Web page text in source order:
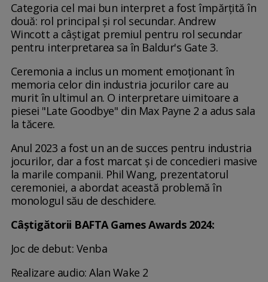
Categoria cel mai bun interpret a fost împărțită în
două: rol principal și rol secundar. Andrew
Wincott a câștigat premiul pentru rol secundar
pentru interpretarea sa în Baldur's Gate 3.
Ceremonia a inclus un moment emoționant în
memoria celor din industria jocurilor care au
murit în ultimul an. O interpretare uimitoare a
piesei "Late Goodbye" din Max Payne 2 a adus sala
la tăcere.
Anul 2023 a fost un an de succes pentru industria
jocurilor, dar a fost marcat și de concedieri masive
la marile companii. Phil Wang, prezentatorul
ceremoniei, a abordat această problemă în
monologul său de deschidere.
Câștigătorii BAFTA Games Awards 2024:
Joc de debut: Venba
Realizare audio: Alan Wake 2